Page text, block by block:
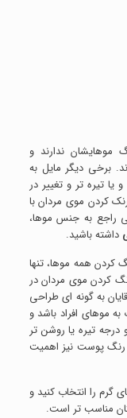
موهایشان ندارند و
برخی دیگر مایل به
تیره تر و تغییر در
کردن موی مردان با
راجع به جنس موها،
داشته باشید.
کردن همه موها، تنها
کردن موی مردان در
به گونه ای طراحی
موهای افراد باشد و
تیره یا روشن تر
رنگ پوست نیز اهمیت
گرم را انتخاب کنید و
مناسب تر است.